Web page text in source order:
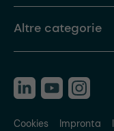
Altre categorie
Cookies Impronta